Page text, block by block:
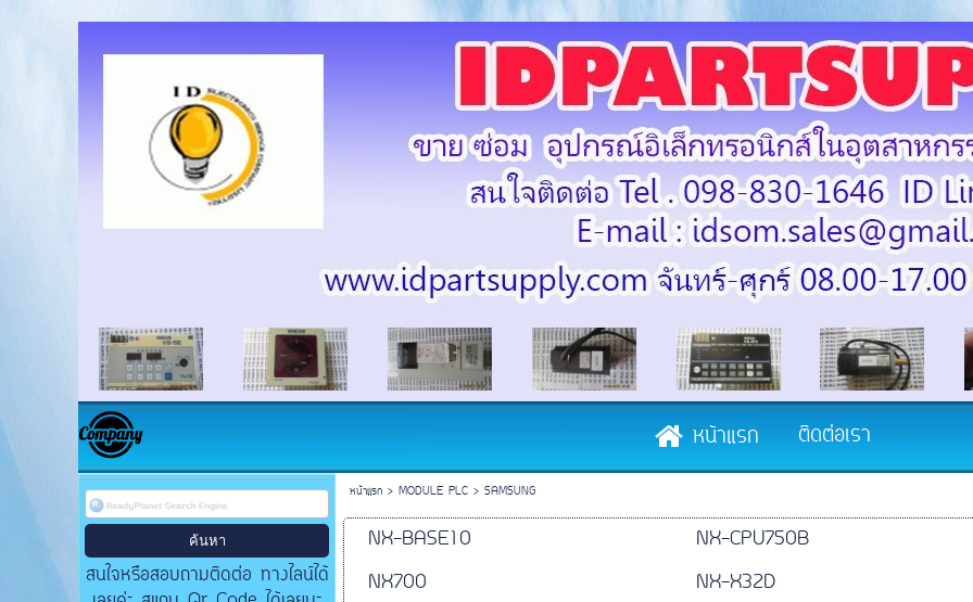
หน้าแรก ติดต่อเรา
สนใจหรือสอบถามติดต่อ ทางไลน์ได้
หน้าแรก> MODULE PLC> SAMSUNG
NX-BASE10
NX-CPU750B
NX700
NX-X32D